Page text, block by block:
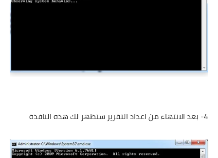
4- بعد الانتهاء من اعداد التقرير ستظهر لك هذه النافذة